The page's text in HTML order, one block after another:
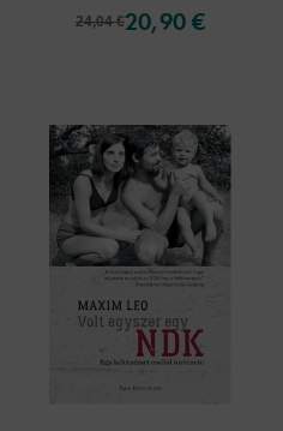
24,04 €20,90 €